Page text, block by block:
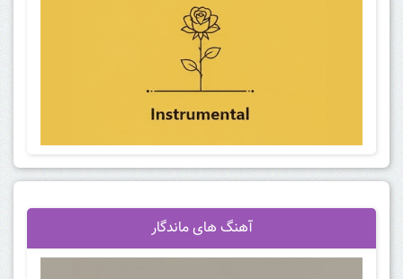
آهنگ های ماندگار